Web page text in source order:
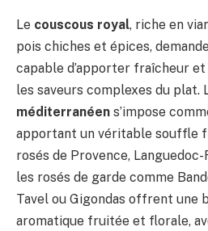
Le couscous royal, riche en
pois chiches et épices,
capable d’apporter fraîcheur
les saveurs complexes du plat.
méditerranéen s’impose
apportant un véritable souffle
rosés de Provence,
les rosés de garde comme
Tavel ou Gigondas offrent une
aromatique fruitée et florale,